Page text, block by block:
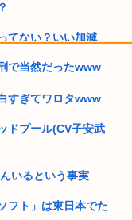
ない？いい加減、
ロソフト365だった
で当然だったwww
すぎてワロタwww
ドプール(CV子安武
いるという事実
フト」は東日本でた